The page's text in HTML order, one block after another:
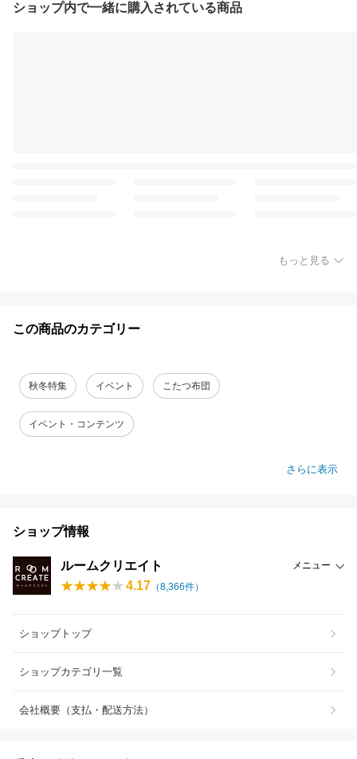
ショップ内で一緒に購入されている商品
もっと見る
この商品のカテゴリー
秋冬特集 イベント こたつ布団
イベント・コンテンツ
さらに表示
ショップ情報
ルームクリエイト メニュー
4.17 （8,366件）
ショップトップ
ショップカテゴリ一覧
会社概要（支払・配送方法）